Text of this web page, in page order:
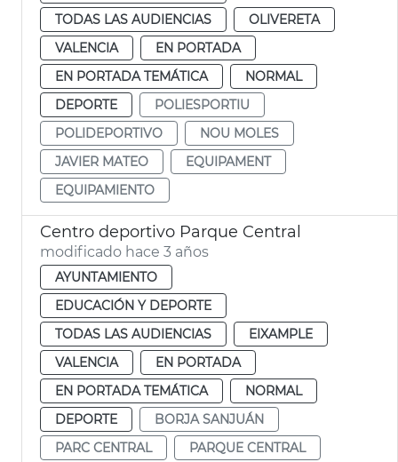
TODAS LAS AUDIENCIAS
OLIVERETA
VALENCIA
EN PORTADA
EN PORTADA TEMÁTICA
NORMAL
DEPORTE
POLIESPORTIU
POLIDEPORTIVO
NOU MOLES
JAVIER MATEO
EQUIPAMENT
EQUIPAMIENTO
Centro deportivo Parque Central
modificado hace 3 años
AYUNTAMIENTO
EDUCACIÓN Y DEPORTE
TODAS LAS AUDIENCIAS
EIXAMPLE
VALENCIA
EN PORTADA
EN PORTADA TEMÁTICA
NORMAL
DEPORTE
BORJA SANJUÁN
PARC CENTRAL
PARQUE CENTRAL